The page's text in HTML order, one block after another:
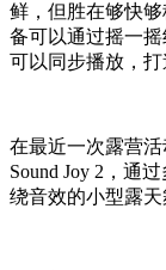
鲜，但胜在够快
备可以通过摇一
可以同步播放，打
在最近一次露营
Sound Joy 2，通
绕音效的小型露天